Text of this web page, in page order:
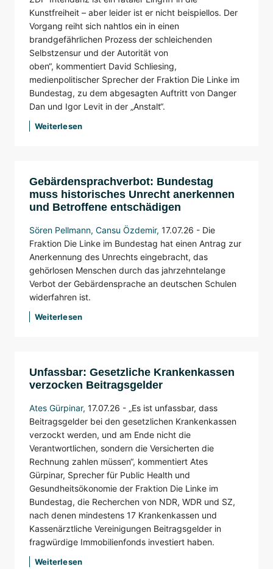
Kunstfreiheit – aber leider ist er nicht beispiellos. Der
Vorgang reiht sich nahtlos ein in einen
brandgefährlichen Prozess der schleichenden
Selbstzensur und der Autorität von
oben“, kommentiert David Schliesing,
medienpolitischer Sprecher der Fraktion Die Linke im
Bundestag, zu dem abgesagten Auftritt von Danger
Dan und Igor Levit in der „Anstalt“.
Weiterlesen
Gebärdensprachverbot: Bundestag
muss historisches Unrecht anerkennen
und Betroffene entschädigen
Sören Pellmann, Cansu Özdemir, 17.07.26 - Die
Fraktion Die Linke im Bundestag hat einen Antrag zur
Anerkennung des Unrechts eingebracht, das
gehörlosen Menschen durch das jahrzehntelange
Verbot der Gebärdensprache an deutschen Schulen
widerfahren ist.
Weiterlesen
Unfassbar: Gesetzliche Krankenkassen
verzocken Beitragsgelder
Ates Gürpinar, 17.07.26 - „Es ist unfassbar, dass
Beitragsgelder bei den gesetzlichen Krankenkassen
verzockt werden, und am Ende nicht die
Verantwortlichen, sondern die Versicherten die
Rechnung zahlen müssen“, kommentiert Ates
Gürpinar, Sprecher für Public Health und
Gesundheitsökonomie der Fraktion Die Linke im
Bundestag, die Recherchen von NDR, WDR und SZ,
nach denen mindestens 17 Krankenkassen und
Kassenärztliche Vereinigungen Beitragsgelder in
fragwürdige Immobilienfonds investiert haben.
Weiterlesen